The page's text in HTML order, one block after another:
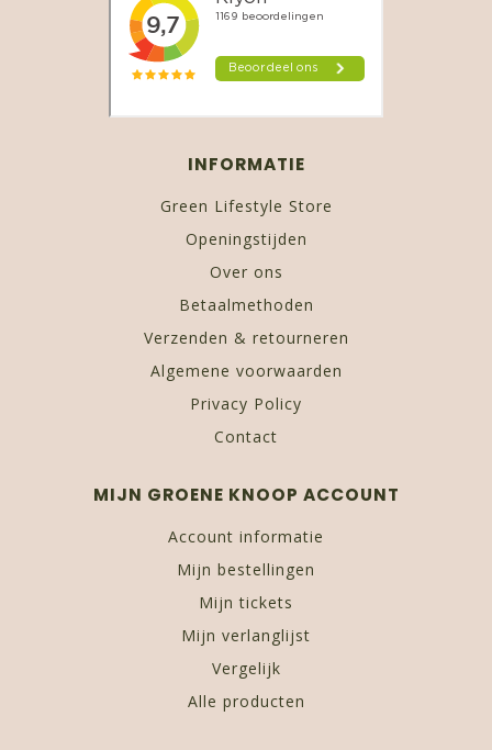
INFORMATIE
Green Lifestyle Store
Openingstijden
Over ons
Betaalmethoden
Verzenden & retourneren
Algemene voorwaarden
Privacy Policy
Contact
MIJN GROENE KNOOP ACCOUNT
Account informatie
Mijn bestellingen
Mijn tickets
Mijn verlanglijst
Vergelijk
Alle producten